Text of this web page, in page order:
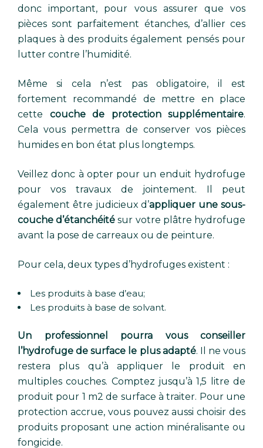
donc important, pour vous assurer que vos
pièces sont parfaitement étanches, d’allier ces
plaques à des produits également pensés pour
lutter contre l’humidité.
Même si cela n’est pas obligatoire, il est
fortement recommandé de mettre en place
cette couche de protection supplémentaire.
Cela vous permettra de conserver vos pièces
humides en bon état plus longtemps.
Veillez donc à opter pour un enduit hydrofuge
pour vos travaux de jointement. Il peut
également être judicieux d’appliquer une sous-
couche d’étanchéité sur votre plâtre hydrofuge
avant la pose de carreaux ou de peinture.
Pour cela, deux types d’hydrofuges existent :
Les produits à base d’eau;
Les produits à base de solvant.
Un professionnel pourra vous conseiller
l’hydrofuge de surface le plus adapté. Il ne vous
restera plus qu’à appliquer le produit en
multiples couches. Comptez jusqu’à 1,5 litre de
produit pour 1 m2 de surface à traiter. Pour une
protection accrue, vous pouvez aussi choisir des
produits proposant une action minéralisante ou
fongicide.